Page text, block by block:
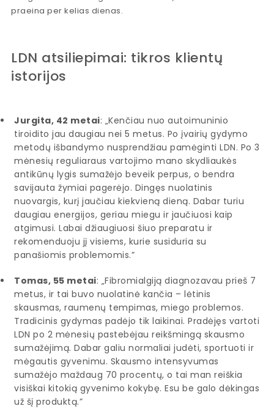
praeina per kelias dienas.
LDN atsiliepimai: tikros klientų
istorijos
Jurgita, 42 metai: „Kenčiau nuo autoimuninio
tiroidito jau daugiau nei 5 metus. Po įvairių gydymo
metodų išbandymo nusprendžiau pamėginti LDN. Po 3
mėnesių reguliaraus vartojimo mano skydliaukės
antikūnų lygis sumažėjo beveik perpus, o bendra
savijauta žymiai pagerėjo. Dingęs nuolatinis
nuovargis, kurį jaučiau kiekvieną dieną. Dabar turiu
daugiau energijos, geriau miegu ir jaučiuosi kaip
atgimusi. Labai džiaugiuosi šiuo preparatu ir
rekomenduoju jį visiems, kurie susiduria su
panašiomis problemomis.”
Tomas, 55 metai: „Fibromialgiją diagnozavau prieš 7
metus, ir tai buvo nuolatinė kančia – lėtinis
skausmas, raumenų tempimas, miego problemos.
Tradicinis gydymas padėjo tik laikinai. Pradėjęs vartoti
LDN po 2 mėnesių pastebėjau reikšmingą skausmo
sumažėjimą. Dabar galiu normaliai judėti, sportuoti ir
mėgautis gyvenimu. Skausmo intensyvumas
sumažėjo maždaug 70 procentų, o tai man reiškia
visiškai kitokią gyvenimo kokybę. Esu be galo dėkingas
už šį produktą.”